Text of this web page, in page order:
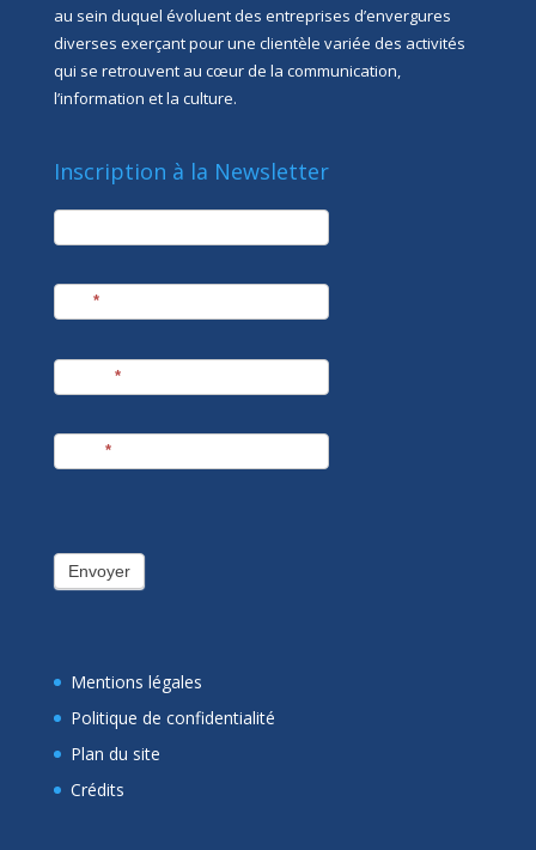
au sein duquel évoluent des entreprises d’envergures
diverses exerçant pour une clientèle variée des activités
qui se retrouvent au cœur de la communication,
l’information et la culture.
Inscription à la Newsletter
newsletter
*
*
*
Envoyer
Mentions légales
Politique de confidentialité
Plan du site
Crédits